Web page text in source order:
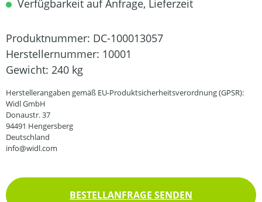
Verfügbarkeit auf Anfrage, Lieferzeit
Produktnummer: DC-100013057
Herstellernummer: 10001
Gewicht: 240 kg
Herstellerangaben gemäß EU-Produktsicherheitsverordnung (GPSR):
Widl GmbH
Donaustr. 37
94491 Hengersberg
Deutschland
info@widl.com
BESTELLANFRAGE SENDEN